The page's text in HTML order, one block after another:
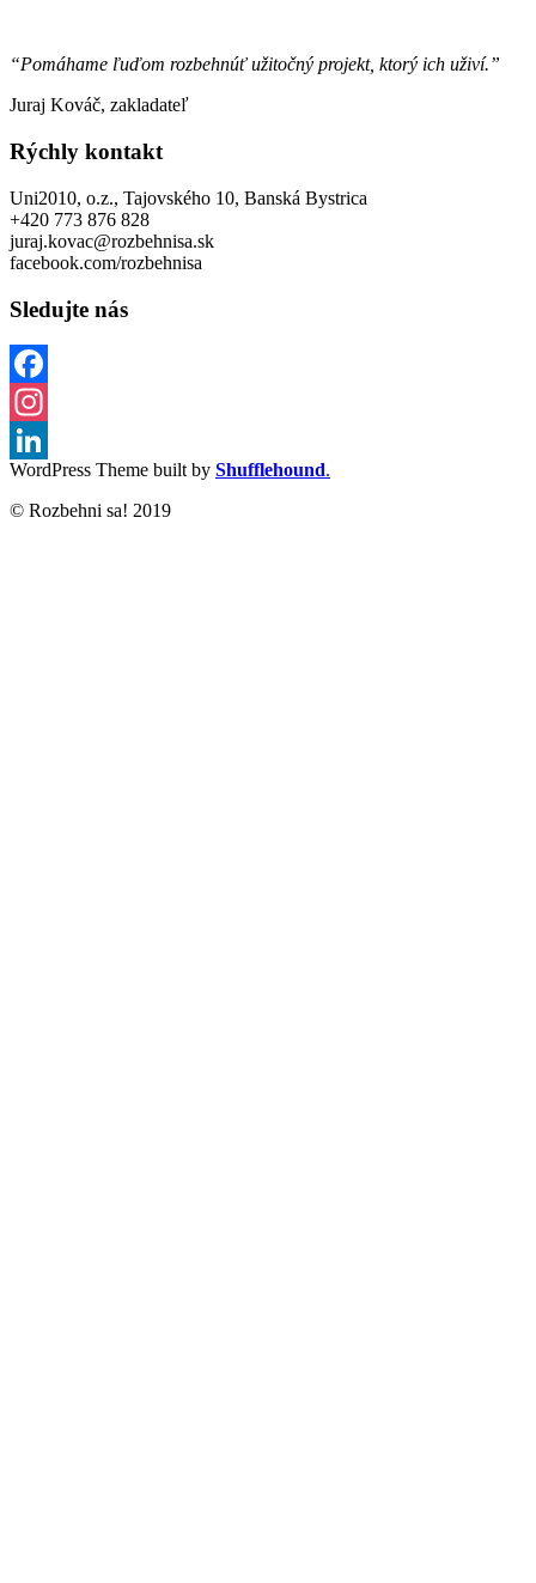
“Pomáhame ľuďom rozbehnúť užitočný projekt, ktorý ich uživí.”
Juraj Kováč, zakladateľ
Rýchly kontakt
Uni2010, o.z., Tajovského 10, Banská Bystrica
+420 773 876 828
juraj.kovac@rozbehnisa.sk
facebook.com/rozbehnisa
Sledujte nás
Facebook
Instagram
LinkedIn
WordPress Theme built by Shufflehound.
© Rozbehni sa! 2019